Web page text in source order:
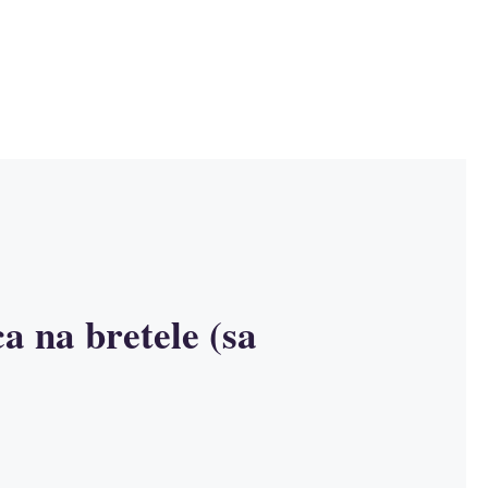
na bretele (sa